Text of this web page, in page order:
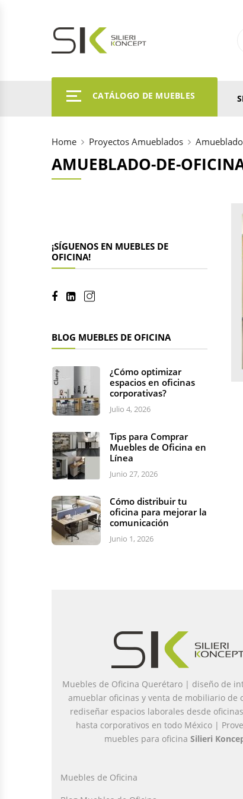
CATÁLOGO DE MUEBLES
Home Proyectos Amueblados Amueblado
AMUEBLADO-DE-
¡SÍGUENOS EN MUEBLES DE
OFICINA!
BLOG MUEBLES DE OFICINA
¿Cómo optimizar
espacios en oficinas
corporativas?
Julio 4, 2026
Tips para Comprar
Muebles de Oficina en
Línea
Junio 27, 2026
Cómo distribuir tu
oficina para mejorar la
comunicación
Junio 1, 2026
Muebles de Oficina Querétaro | diseño de
amueblar oficinas y venta de mobiliario de
rediseñar espacios laborales desde
hasta corporativos en todo México |
muebles para oficina Silieri
Muebles de Oficina